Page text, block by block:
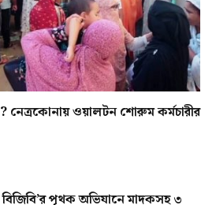
নেত্রকোনায় ওয়ালটন শোরুম কর্মচারীর
পৃথক অভিযানে মাদকসহ ৩